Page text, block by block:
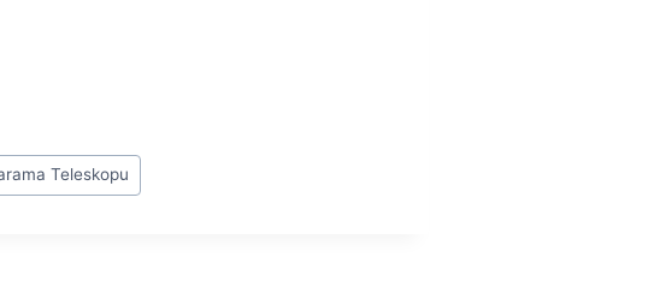
Teleskopu